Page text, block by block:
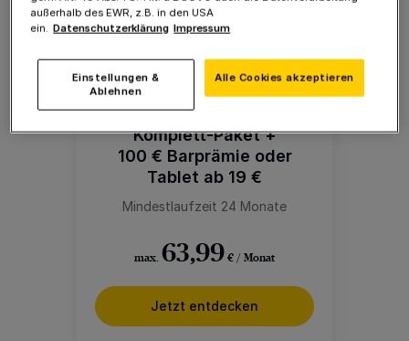
Komplett-Paket +
100 € Barprämie oder
Tablet ab 19 €
Mindestlaufzeit 24 Monate
max. 63,99 € / Monat
Jetzt entdecken
außerhalb des EWR, z.B. in den USA
ein. Datenschutzerklärung Impressum
Einstellungen &
Ablehnen
Alle Cookies akzeptieren